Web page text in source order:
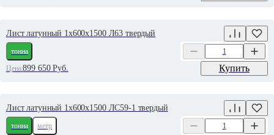
Лист латунный 1х600х1500 Л63 твердый
тонна
Цена:899 650Руб. Купить
Лист латунный 1х600х1500 ЛС59-1 твердый
тонна
метр